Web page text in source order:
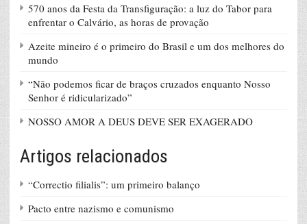
570 anos da Festa da Transfiguração: a luz do Tabor para
enfrentar o Calvário, as horas de provação
Azeite mineiro é o primeiro do Brasil e um dos melhores do
mundo
“Não podemos ficar de braços cruzados enquanto Nosso
Senhor é ridicularizado”
NOSSO AMOR A DEUS DEVE SER EXAGERADO
Artigos relacionados
“Correctio filialis”: um primeiro balanço
Pacto entre nazismo e comunismo